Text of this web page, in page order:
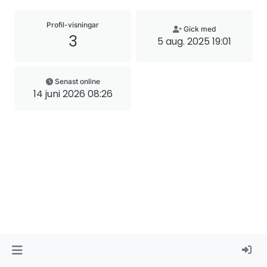
Profil-visningar
3
Gick med
5 aug. 2025 19:01
Senast online
14 juni 2026 08:26